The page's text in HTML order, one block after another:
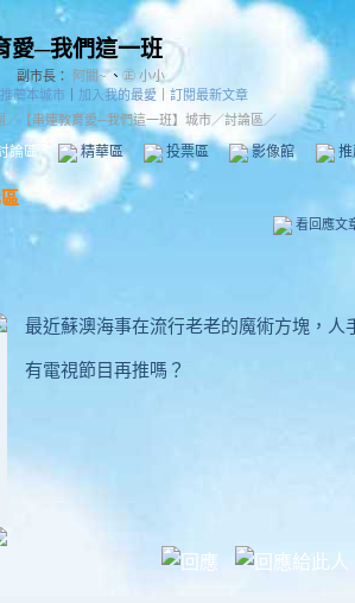
愛─我們這一班
副市長： 阿關~、 ㊣ 小小
推薦本城市 加入我的最愛
訂閱最新文章
／ 【串連教育愛─我們這一班】城市／討論區／
論區 精華區 投票區 影像館
看回應文
最近蘇澳海事在流行老老的魔術方塊，人
有電視節目再推嗎？